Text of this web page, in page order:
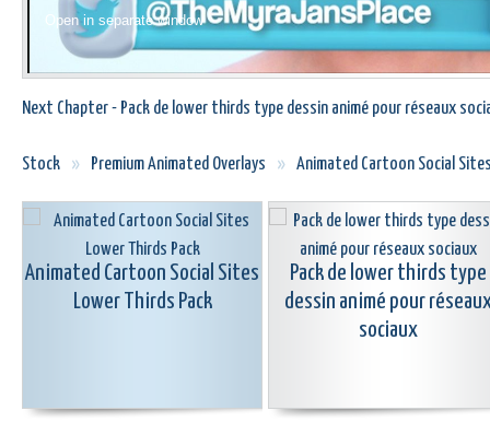
Open in separate window
Next Chapter - Pack de lower thirds type dessin animé pour réseaux
Stock » Premium Animated Overlays » Animated Cartoon Social
Animated Cartoon Social Sites
Lower Thirds Pack
Pack de lower thirds type
dessin animé pour
sociaux